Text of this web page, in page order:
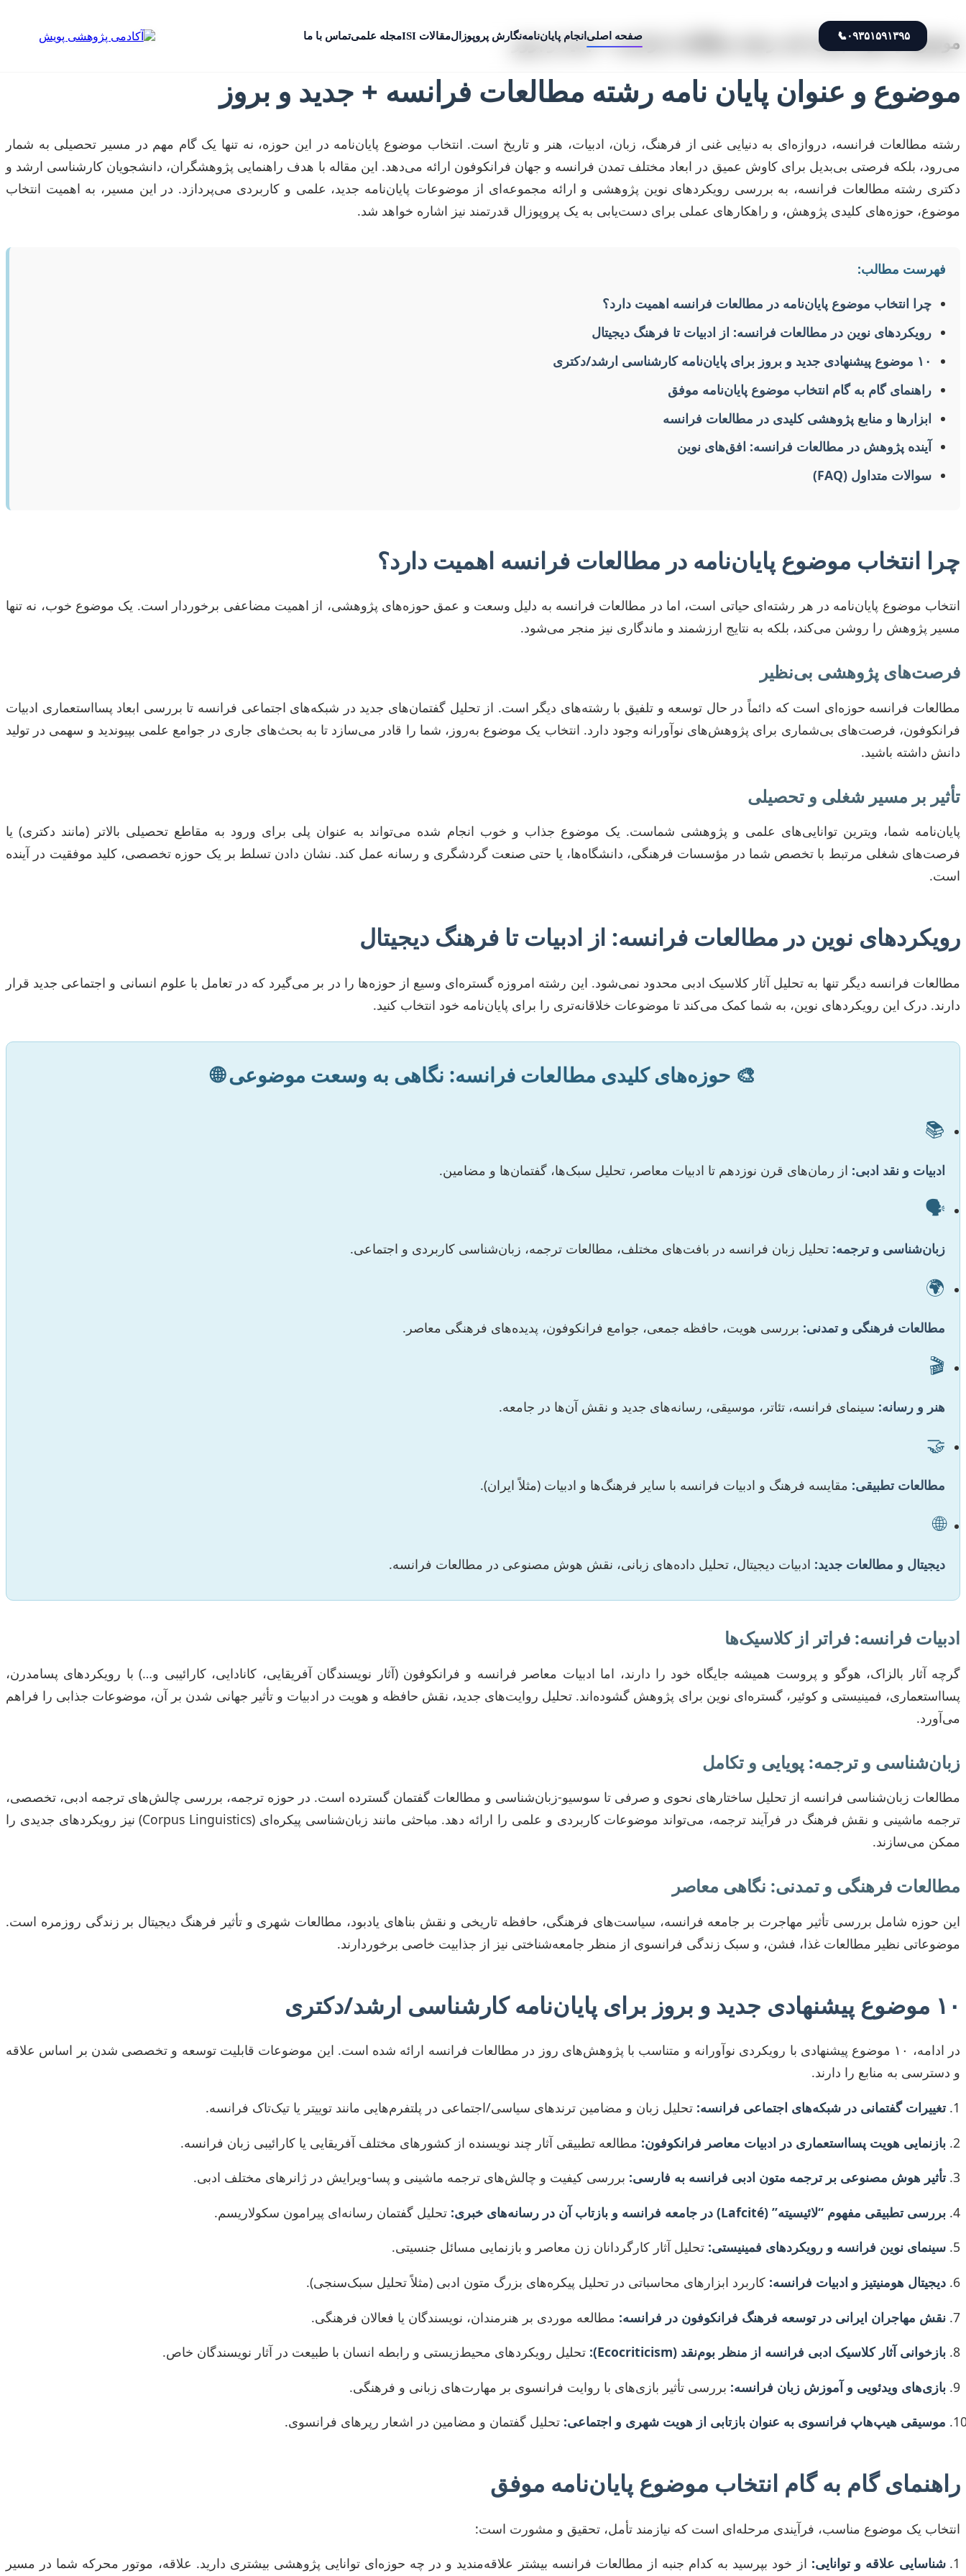
۰۹۳۵۱۵۹۱۳۹۵📞 صفحه اصلی انجام پایان‌نامهنگارش پروپوزالمقالات ISI مجله علمیتماس با ما موضوع و عنوان پایان نامه رشته مطالعات فرانسه + جدید و بروز
موضوع و عنوان پایان نامه رشته مطالعات فرانسه + جدید و بروز
رشته مطالعات فرانسه، دروازه‌ای به دنیایی غنی از فرهنگ، زبان، ادبیات، هنر و تاریخ است. انتخاب موضوع پایان‌نامه در این حوزه، نه تنها یک گام مهم در مسیر تحصیلی به شمار
می‌رود، بلکه فرصتی بی‌بدیل برای کاوش عمیق در ابعاد مختلف تمدن فرانسه و جهان فرانکوفون ارائه می‌دهد. این مقاله با هدف راهنمایی پژوهشگران، دانشجویان کارشناسی ارشد و
دکتری رشته مطالعات فرانسه، به بررسی رویکردهای نوین پژوهشی و ارائه مجموعه‌ای از موضوعات پایان‌نامه جدید، علمی و کاربردی می‌پردازد. در این مسیر، به اهمیت انتخاب
موضوع، حوزه‌های کلیدی پژوهش، و راهکارهای عملی برای دست‌یابی به یک پروپوزال قدرتمند نیز اشاره خواهد شد.
فهرست مطالب:
چرا انتخاب موضوع پایان‌نامه در مطالعات فرانسه اهمیت دارد؟
رویکردهای نوین در مطالعات فرانسه: از ادبیات تا فرهنگ دیجیتال
۱۰ موضوع پیشنهادی جدید و بروز برای پایان‌نامه کارشناسی ارشد/دکتری
راهنمای گام به گام انتخاب موضوع پایان‌نامه موفق
ابزارها و منابع پژوهشی کلیدی در مطالعات فرانسه
آینده پژوهش در مطالعات فرانسه: افق‌های نوین
سوالات متداول (FAQ)
چرا انتخاب موضوع پایان‌نامه در مطالعات فرانسه اهمیت دارد؟
انتخاب موضوع پایان‌نامه در هر رشته‌ای حیاتی است، اما در مطالعات فرانسه به دلیل وسعت و عمق حوزه‌های پژوهشی، از اهمیت مضاعفی برخوردار است. یک موضوع خوب، نه تنها
مسیر پژوهش را روشن می‌کند، بلکه به نتایج ارزشمند و ماندگاری نیز منجر می‌شود.
فرصت‌های پژوهشی بی‌نظیر
مطالعات فرانسه حوزه‌ای است که دائماً در حال توسعه و تلفیق با رشته‌های دیگر است. از تحلیل گفتمان‌های جدید در شبکه‌های اجتماعی فرانسه تا بررسی ابعاد پسااستعماری ادبیات
فرانکوفون، فرصت‌های بی‌شماری برای پژوهش‌های نوآورانه وجود دارد. انتخاب یک موضوع به‌روز، شما را قادر می‌سازد تا به بحث‌های جاری در جوامع علمی بپیوندید و سهمی در تولید
دانش داشته باشید.
تأثیر بر مسیر شغلی و تحصیلی
پایان‌نامه شما، ویترین توانایی‌های علمی و پژوهشی شماست. یک موضوع جذاب و خوب انجام شده می‌تواند به عنوان پلی برای ورود به مقاطع تحصیلی بالاتر (مانند دکتری) یا
فرصت‌های شغلی مرتبط با تخصص شما در مؤسسات فرهنگی، دانشگاه‌ها، یا حتی صنعت گردشگری و رسانه عمل کند. نشان دادن تسلط بر یک حوزه تخصصی، کلید موفقیت در آینده
است.
رویکردهای نوین در مطالعات فرانسه: از ادبیات تا فرهنگ دیجیتال
مطالعات فرانسه دیگر تنها به تحلیل آثار کلاسیک ادبی محدود نمی‌شود. این رشته امروزه گستره‌ای وسیع از حوزه‌ها را در بر می‌گیرد که در تعامل با علوم انسانی و اجتماعی جدید قرار
دارند. درک این رویکردهای نوین، به شما کمک می‌کند تا موضوعات خلاقانه‌تری را برای پایان‌نامه خود انتخاب کنید.
🎨 حوزه‌های کلیدی مطالعات فرانسه: نگاهی به وسعت موضوعی 🌐
📚
ادبیات و نقد ادبی: از رمان‌های قرن نوزدهم تا ادبیات معاصر، تحلیل سبک‌ها، گفتمان‌ها و مضامین.
🗣️
زبان‌شناسی و ترجمه: تحلیل زبان فرانسه در بافت‌های مختلف، مطالعات ترجمه، زبان‌شناسی کاربردی و اجتماعی.
🌍
مطالعات فرهنگی و تمدنی: بررسی هویت، حافظه جمعی، جوامع فرانکوفون، پدیده‌های فرهنگی معاصر.
🎬
هنر و رسانه: سینمای فرانسه، تئاتر، موسیقی، رسانه‌های جدید و نقش آن‌ها در جامعه.
🤝
مطالعات تطبیقی: مقایسه فرهنگ و ادبیات فرانسه با سایر فرهنگ‌ها و ادبیات (مثلاً ایران).
🌐
دیجیتال و مطالعات جدید: ادبیات دیجیتال، تحلیل داده‌های زبانی، نقش هوش مصنوعی در مطالعات فرانسه.
ادبیات فرانسه: فراتر از کلاسیک‌ها
گرچه آثار بالزاک، هوگو و پروست همیشه جایگاه خود را دارند، اما ادبیات معاصر فرانسه و فرانکوفون (آثار نویسندگان آفریقایی، کانادایی، کارائیبی و…) با رویکردهای پسامدرن،
پسااستعماری، فمینیستی و کوئیر، گستره‌ای نوین برای پژوهش گشوده‌اند. تحلیل روایت‌های جدید، نقش حافظه و هویت در ادبیات و تأثیر جهانی شدن بر آن، موضوعات جذابی را فراهم
می‌آورد.
زبان‌شناسی و ترجمه: پویایی و تکامل
مطالعات زبان‌شناسی فرانسه از تحلیل ساختارهای نحوی و صرفی تا سوسیو-زبان‌شناسی و مطالعات گفتمان گسترده است. در حوزه ترجمه، بررسی چالش‌های ترجمه ادبی، تخصصی،
ترجمه ماشینی و نقش فرهنگ در فرآیند ترجمه، می‌تواند موضوعات کاربردی و علمی را ارائه دهد. مباحثی مانند زبان‌شناسی پیکره‌ای (Corpus Linguistics) نیز رویکردهای جدیدی را
ممکن می‌سازند.
مطالعات فرهنگی و تمدنی: نگاهی معاصر
این حوزه شامل بررسی تأثیر مهاجرت بر جامعه فرانسه، سیاست‌های فرهنگی، حافظه تاریخی و نقش بناهای یادبود، مطالعات شهری و تأثیر فرهنگ دیجیتال بر زندگی روزمره است.
موضوعاتی نظیر مطالعات غذا، فشن، و سبک زندگی فرانسوی از منظر جامعه‌شناختی نیز از جذابیت خاصی برخوردارند.
۱۰ موضوع پیشنهادی جدید و بروز برای پایان‌نامه کارشناسی ارشد/دکتری
در ادامه، ۱۰ موضوع پیشنهادی با رویکردی نوآورانه و متناسب با پژوهش‌های روز در مطالعات فرانسه ارائه شده است. این موضوعات قابلیت توسعه و تخصصی شدن بر اساس علاقه
و دسترسی به منابع را دارند.
تغییرات گفتمانی در شبکه‌های اجتماعی فرانسه: تحلیل زبان و مضامین ترندهای سیاسی/اجتماعی در پلتفرم‌هایی مانند توییتر یا تیک‌تاک فرانسه.
بازنمایی هویت پسااستعماری در ادبیات معاصر فرانکوفون: مطالعه تطبیقی آثار چند نویسنده از کشورهای مختلف آفریقایی یا کارائیبی زبان فرانسه.
تأثیر هوش مصنوعی بر ترجمه متون ادبی فرانسه به فارسی: بررسی کیفیت و چالش‌های ترجمه ماشینی و پسا-ویرایش در ژانرهای مختلف ادبی.
بررسی تطبیقی مفهوم “لائیسیته” (Lafcité) در جامعه فرانسه و بازتاب آن در رسانه‌های خبری: تحلیل گفتمان رسانه‌ای پیرامون سکولاریسم.
سینمای نوین فرانسه و رویکردهای فمینیستی: تحلیل آثار کارگردانان زن معاصر و بازنمایی مسائل جنسیتی.
دیجیتال هومنیتیز و ادبیات فرانسه: کاربرد ابزارهای محاسباتی در تحلیل پیکره‌های بزرگ متون ادبی (مثلاً تحلیل سبک‌سنجی).
نقش مهاجران ایرانی در توسعه فرهنگ فرانکوفون در فرانسه: مطالعه موردی بر هنرمندان، نویسندگان یا فعالان فرهنگی.
بازخوانی آثار کلاسیک ادبی فرانسه از منظر بوم‌نقد (Ecocriticism): تحلیل رویکردهای محیط‌زیستی و رابطه انسان با طبیعت در آثار نویسندگان خاص.
بازی‌های ویدئویی و آموزش زبان فرانسه: بررسی تأثیر بازی‌های با روایت فرانسوی بر مهارت‌های زبانی و فرهنگی.
موسیقی هیپ‌هاپ فرانسوی به عنوان بازتابی از هویت شهری و اجتماعی: تحلیل گفتمان و مضامین در اشعار رپرهای فرانسوی.
راهنمای گام به گام انتخاب موضوع پایان‌نامه موفق
انتخاب یک موضوع مناسب، فرآیندی مرحله‌ای است که نیازمند تأمل، تحقیق و مشورت است:
شناسایی علاقه و توانایی: از خود بپرسید به کدام جنبه از مطالعات فرانسه بیشتر علاقه‌مندید و در چه حوزه‌ای توانایی پژوهشی بیشتری دارید. علاقه، موتور محرکه شما در مسیر